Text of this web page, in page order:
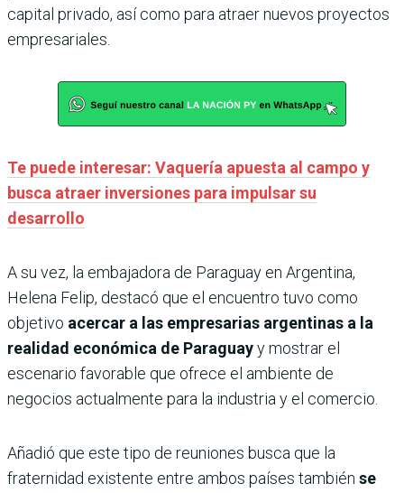
capital privado, así como para atraer nuevos proyectos
empresariales.
Te puede interesar: Vaquería apuesta al campo y
busca atraer inversiones para impulsar su
desarrollo
A su vez, la embajadora de Paraguay en Argentina,
Helena Felip, destacó que el encuentro tuvo como
objetivo acercar a las empresarias argentinas a la
realidad económica de Paraguayy mostrar el
escenario favorable que ofrece el ambiente de
negocios actualmente para la industria y el comercio.
Añadió que este tipo de reuniones busca que la
fraternidad existente entre ambos países también se